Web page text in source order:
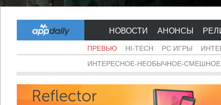
НОВОСТИ АНОНСЫ
ПРЕВЬЮ HI-TECH PC ИГРЫ
ИНТЕРЕСНОЕ-НЕОБЫЧНОЕ-